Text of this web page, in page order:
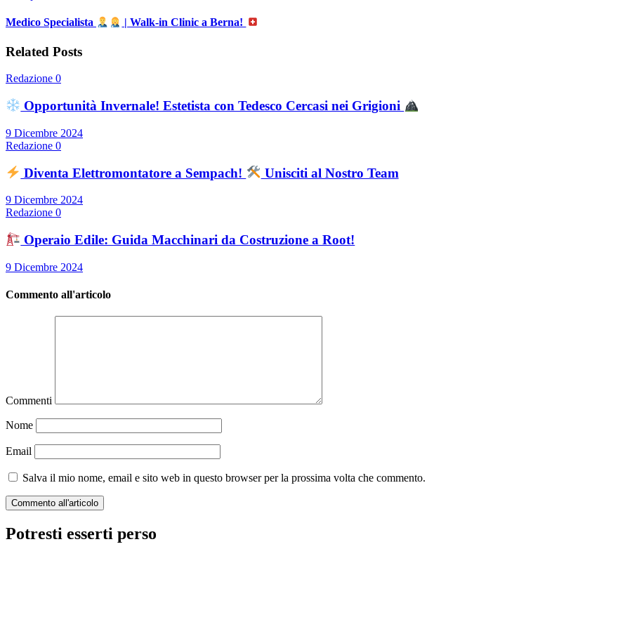
Medico Specialista | Walk-in Clinic a Berna!
Related Posts
Redazione 0
Opportunità Invernale! Estetista con Tedesco Cercasi nei Grigioni
9 Dicembre 2024
Redazione 0
Diventa Elettromontatore a Sempach! Unisciti al Nostro Team
9 Dicembre 2024
Redazione 0
Operaio Edile: Guida Macchinari da Costruzione a Root!
9 Dicembre 2024
Commento all'articolo
Commenti
Nome
Email
Salva il mio nome, email e sito web in questo browser per la prossima volta che commento.
Potresti esserti perso